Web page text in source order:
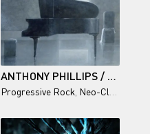
ANTHONY PHILLIPS / GEMINI : PIECES FOR PIANO
Progressive Rock Neo-Classical